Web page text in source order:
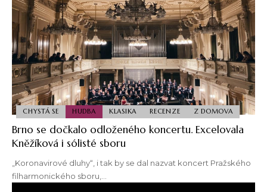
CHYSTÁ SE HUDBA KLASIKA RECENZE Z DOMOVA
Brno se dočkalo odloženého koncertu. Excelovala
Kněžíková i sólisté sboru
„Koronavirové dluhy“, i tak by se dal nazvat koncert Pražského
filharmonického sboru,…